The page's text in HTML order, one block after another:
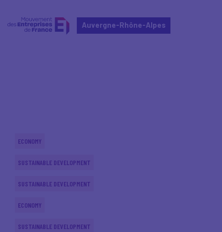
Auvergne-Rhône-Alpes
ECONOMY
SUSTAINABLE DEVELOPMENT
SUSTAINABLE DEVELOPMENT
ECONOMY
SUSTAINABLE DEVELOPMENT